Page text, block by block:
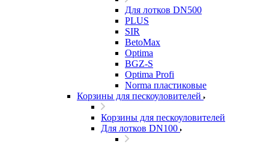
Для лотков DN500
PLUS
SIR
BetoMax
Optima
BGZ-S
Optima Profi
Norma пластиковые
Корзины для пескоуловителей
Корзины для пескоуловителей
Для лотков DN100